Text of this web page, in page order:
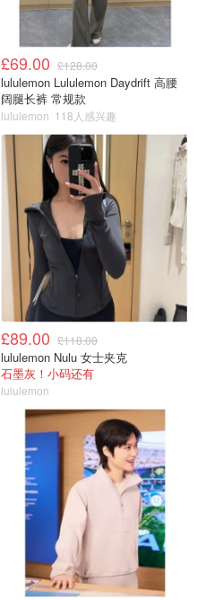
£69.00 £128.00
lululemon Lululemon Daydrift 高腰
阔腿长裤 常规款
lululemon 118人感兴趣
£89.00 £118.00
lululemon Nulu 女士夹克
石墨灰！小码还有
lululemon